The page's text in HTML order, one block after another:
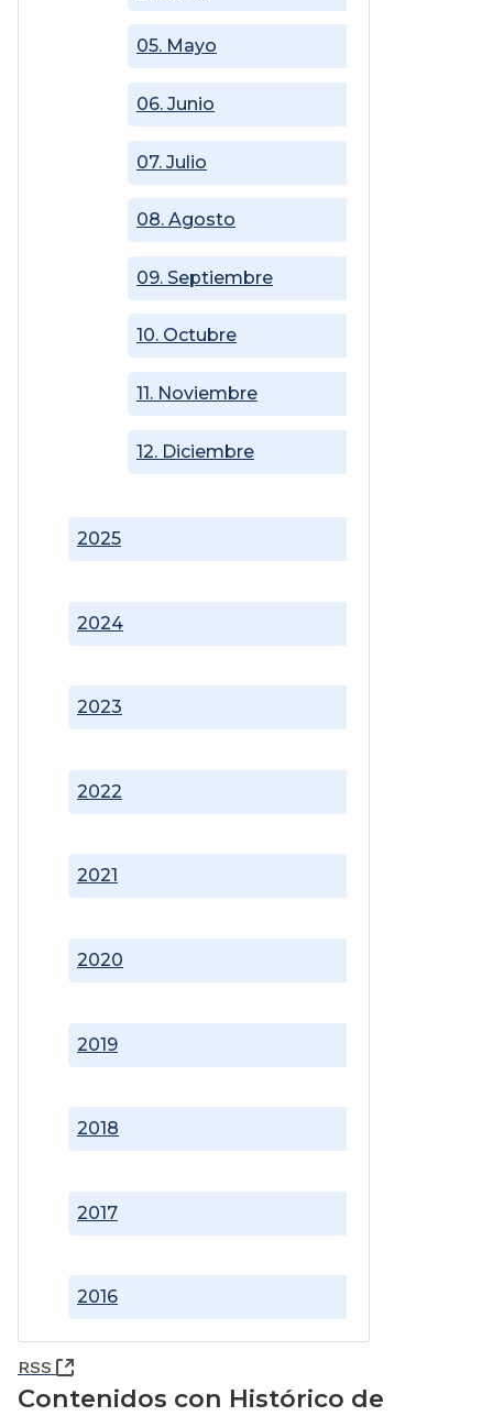
2016
2017
2018
2019
2020
2021
2022
2023
2024
2025
05. Mayo
06. Junio
07. Julio
08. Agosto
09. Septiembre
10. Octubre
11. Noviembre
12. Diciembre
RSS (Abre una nueva ventana)
Contenidos con Histórico de